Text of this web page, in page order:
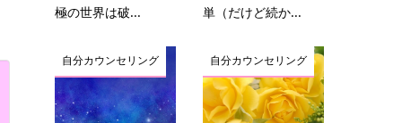
極の世界は破...
単（だけど続か...
自分カウンセリング 自分カウンセリング